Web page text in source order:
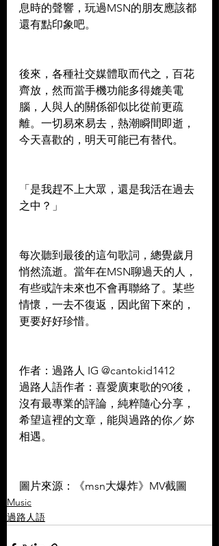
息時的聲響，玩過MSN的朋友應該都
還有點印象吧。
後來，各種社交媒體取而代之，百花
齊放，然而當手機功能多得媲美電
腦，人與人的關係卻似比從前更疏
離。一切易來易去，熱潮瞬間即逝，
今天喜歡的，明天可能已有替代。
「是我趕不上大眾，還是我活在過去
之中？」
每次聽到最後的這句歌詞，總覺歲月
悄然流逝。當年在MSN聊過天的人，
有些或許未來也不會再聯絡了。某些
情懷，一去不復返，因此留下來的，
更要好好珍惜。
作者：過路人 IG @cantokid1412
過路人語作者：喜愛廣東歌的90後，
沒有最專業的評論，純粹隨心分享，
希望這裡的文章，能與過路的你／妳
相遇。
圖片來源：《msn大爆炸》MV截圖
Music
過路人語